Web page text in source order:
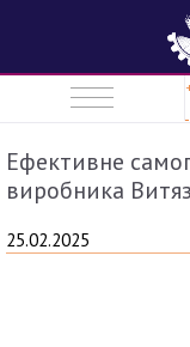
Ефективне
виробника
25.02.2025